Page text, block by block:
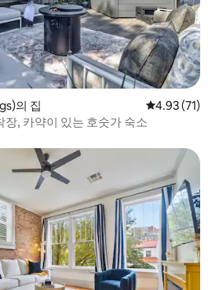
의 집 평점 4.93점
4.93 (71)
장, 카약이 있는 호숫가 숙소